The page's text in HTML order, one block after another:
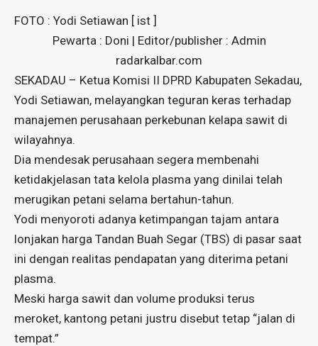
FOTO : Yodi Setiawan [ ist ]
Pewarta : Doni | Editor/publisher : Admin
radarkalbar.com
SEKADAU – Ketua Komisi II DPRD Kabupaten Sekadau,
Yodi Setiawan, melayangkan teguran keras terhadap
manajemen perusahaan perkebunan kelapa sawit di
wilayahnya.
Dia mendesak perusahaan segera membenahi
ketidakjelasan tata kelola plasma yang dinilai telah
merugikan petani selama bertahun-tahun.
Yodi menyoroti adanya ketimpangan tajam antara
lonjakan harga Tandan Buah Segar (TBS) di pasar saat
ini dengan realitas pendapatan yang diterima petani
plasma.
Meski harga sawit dan volume produksi terus
meroket, kantong petani justru disebut tetap “jalan di
tempat.”